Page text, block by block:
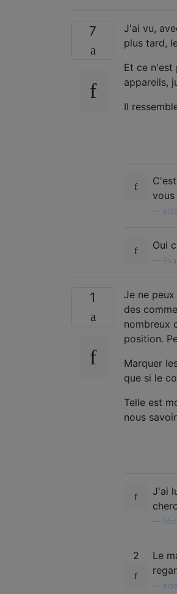
7
J'ai vu,
plus tard,
Et ce n'est
appareils,
Il
vous
Oui
1 Je ne
des
nombreux
position.
Marquer
que si le
Telle est
nous
J'ai
2
Le